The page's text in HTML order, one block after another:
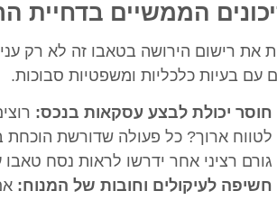
הממשיים בדחיית
את רישום הירושה בטאבו זה לא רק
עם בעיות כלכליות ומשפטיות סבוכות.
חוסר יכולת לבצע עסקאות בנכס:
לטווח ארוך? כל פעולה שדורשת הוכחת
גורם רציני אחר ידרשו לראות נסח
חשיפה לעיקולים וחובות של המנוח: